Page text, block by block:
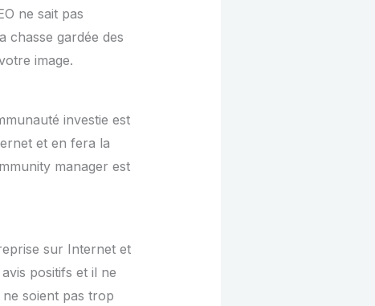
ne sait pas
chasse gardée des
image.
investie est
et en fera la
manager est
sur Internet et
positifs et il ne
soient pas trop